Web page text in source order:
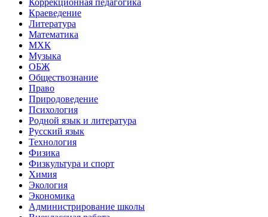
Краеведение
Литература
Математика
МХК
Музыка
ОБЖ
Обществознание
Право
Природоведение
Психология
Родной язык и литература
Русский язык
Технология
Физика
Физкультура и спорт
Химия
Экология
Экономика
Администрирование школы